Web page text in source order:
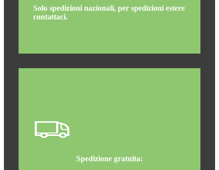
Solo spedizioni nazionali, per spedizioni estere
contattaci.
Spedizione gratuita: